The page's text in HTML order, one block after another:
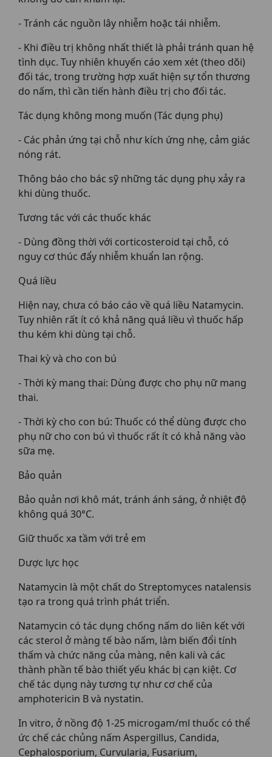
- Tránh các nguồn lây nhiễm hoặc tái nhiễm.
- Khi điều trị không nhất thiết là phải tránh quan hệ
tình dục. Tuy nhiên khuyến cáo xem xét (theo dõi)
đối tác, trong trường hợp xuất hiện sự tổn thương
do nấm, thì cần tiến hành điều trị cho đối tác.
Tác dụng không mong muốn (Tác dụng phụ)
- Các phản ứng tại chỗ như kích ứng nhẹ, cảm giác
nóng rát.
Thông báo cho bác sỹ những tác dụng phụ xảy ra
khi dùng thuốc.
Tương tác với các thuốc khác
- Dùng đồng thời với corticosteroid tại chỗ, có
nguy cơ thúc đẩy nhiễm khuẩn lan rộng.
Quá liều
Hiện nay, chưa có báo cáo về quá liều Natamycin.
Tuy nhiên rất ít có khả năng quá liều vì thuốc hấp
thu kém khi dùng tại chỗ.
Thai kỳ và cho con bú
- Thời kỳ mang thai: Dùng được cho phụ nữ mang
thai.
- Thời kỳ cho con bú: Thuốc có thể dùng được cho
phụ nữ cho con bú vì thuốc rất ít có khả năng vào
sữa mẹ.
Bảo quản
Bảo quản nơi khô mát, tránh ánh sáng, ở nhiệt độ
không quá 30°C.
Giữ thuốc xa tầm với trẻ em
Dược lực học
Natamycin là một chất do Streptomyces natalensis
tạo ra trong quá trình phát triển.
Natamycin có tác dụng chống nấm do liên kết với
các sterol ở màng tế bào nấm, làm biến đổi tính
thấm và chức năng của màng, nên kali và các
thành phần tế bào thiết yếu khác bị cạn kiệt. Cơ
chế tác dụng này tương tự như cơ chế của
amphotericin B và nystatin.
In vitro, ở nồng độ 1-25 microgam/ml thuốc có thể
ức chế các chủng nấm Aspergillus, Candida,
Cephalosporium, Curvularia, Fusarium,